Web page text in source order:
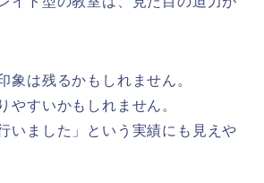
象は残るかもしれません。
やすいかもしれません。
いました」という実績にも見えや